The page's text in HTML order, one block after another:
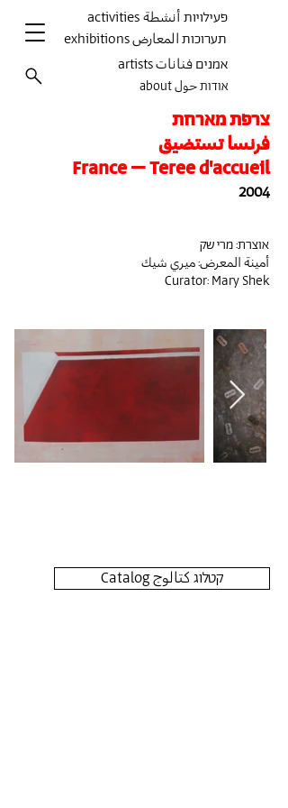
activities פעילויות أنشطة
exhibitions תערוכות المعارض
artists אמנים فنانات
about אודות حول
צרפת מארחת
فرنسا تستضيق
France – Teree d'accueil
2004
אוצרת: מרי שק
أمينة المعرض: ميري شيك
Curator: Mary Shek
Catalog קטלוג كتالوج